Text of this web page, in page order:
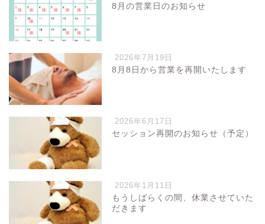
8月の営業日のお知らせ
2026年7月19日
8月8日から営業を再開いたします
2026年6月17日
セッション再開のお知らせ（予定）
2026年1月11日
もうしばらくの間、休業させていた
だきます